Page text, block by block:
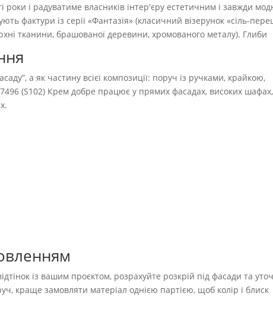
роки і радуватиме власників інтер'єру естетичним і завжди
фактури із серії «Фантазія» (класичний візерунок «сіль-
тканини, брашованої деревини, хромованого металу). Глиби
а як частину всієї композиції: поруч із ручками, крайкою,
(S102) Крем добре працює у прямих фасадах, високих шафах,
із вашим проєктом, розрахуйте розкрій під фасади та
краще замовляти матеріал однією партією, щоб колір і блиск